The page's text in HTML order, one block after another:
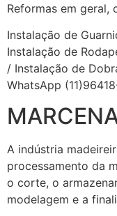
Reformas em geral,
Instalação de
Instalação de
/ Instalação de
WhatsApp
A indústria
processamento da
o corte, o
modelagem e a